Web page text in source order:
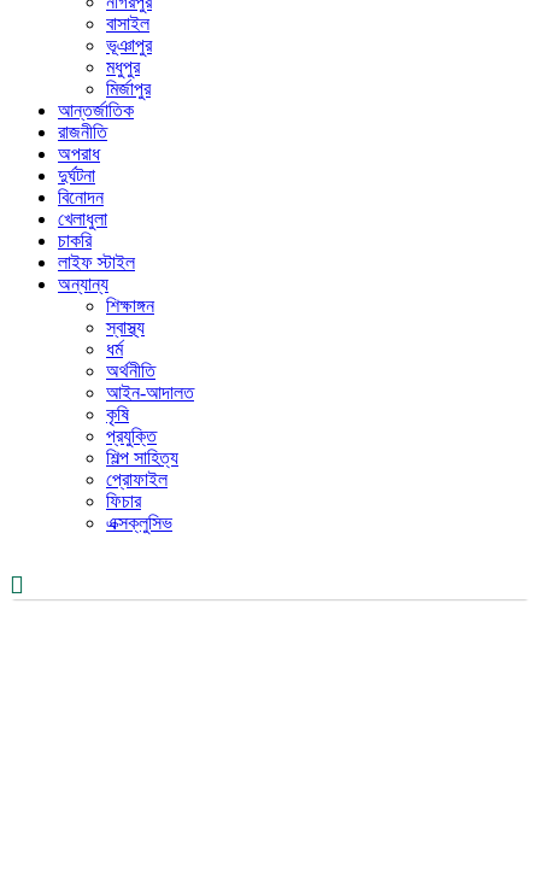
বাসাইল
ভূঞাপুর
মধুপুর
মির্জাপুর
আন্তর্জাতিক
রাজনীতি
অপরাধ
দুর্ঘটনা
বিনোদন
খেলাধুলা
চাকরি
লাইফ স্টাইল
অন্যান্য
শিক্ষাঙ্গন
স্বাস্থ্য
ধর্ম
অর্থনীতি
আইন-আদালত
কৃষি
প্রযুক্তি
শিল্প সাহিত্য
প্রোফাইল
ফিচার
এক্সক্লুসিভ